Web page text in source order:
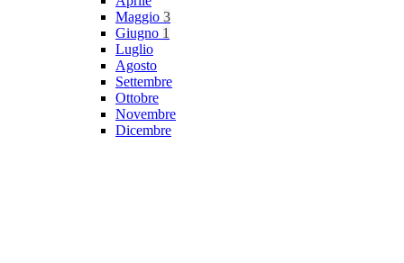
Maggio 3
Giugno 1
Luglio
Agosto
Settembre
Ottobre
Novembre
Dicembre